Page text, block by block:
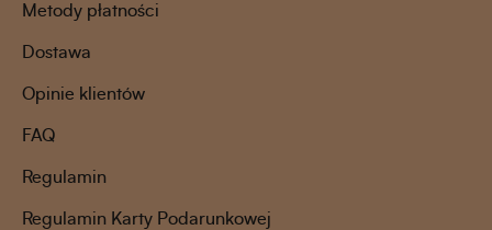
Metody płatności
Dostawa
Opinie klientów
FAQ
Regulamin
Regulamin Karty Podarunkowej